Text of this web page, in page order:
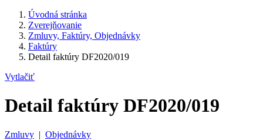
Úvodná stránka
Zverejňovanie
Zmluvy, Faktúry, Objednávky
Faktúry
Detail faktúry DF2020/019
Vytlačiť
Detail faktúry DF2020/019
Zmluvy | Objednávky